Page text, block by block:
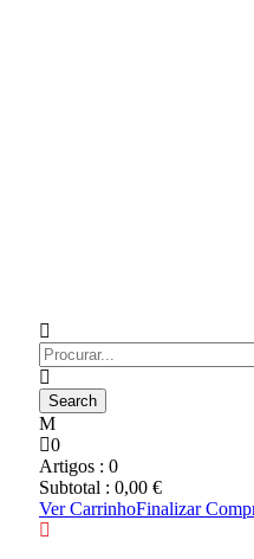
0
Artigos : 0
Subtotal : 0,00 €
Ver CarrinhoFinalizar